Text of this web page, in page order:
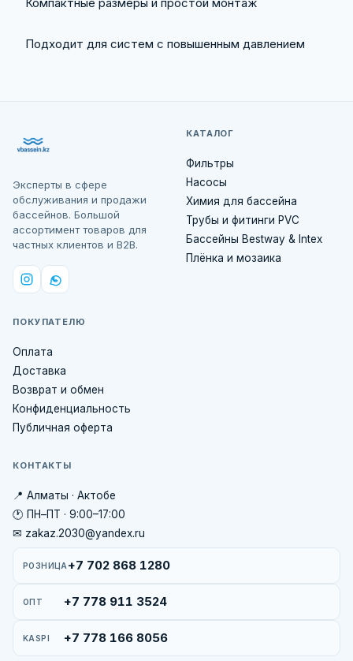
Подходит для систем с повышенным давлением
Эксперты в сфере
обслуживания и продажи
бассейнов. Большой
ассортимент товаров для
частных клиентов и B2B.
КАТАЛОГ
Фильтры
Насосы
Химия для бассейна
Трубы и фитинги PVC
Бассейны Bestway & Intex
Плёнка и мозаика
ПОКУПАТЕЛЮ
Оплата
Доставка
Возврат и обмен
Конфиденциальность
Публичная оферта
КОНТАКТЫ
📍 Алматы · Актобе
🕐 ПН–ПТ · 9:00–17:00
✉ zakaz.2030@yandex.ru
РОЗНИЦА +7 702 868 1280
ОПТ +7 778 911 3524
KASPI +7 778 166 8056